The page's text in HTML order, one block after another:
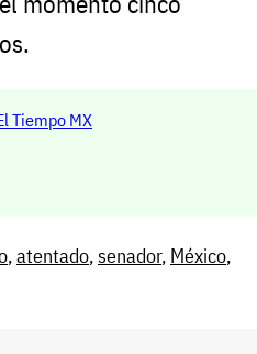
Tiempo MX
,atentado,senador, México,